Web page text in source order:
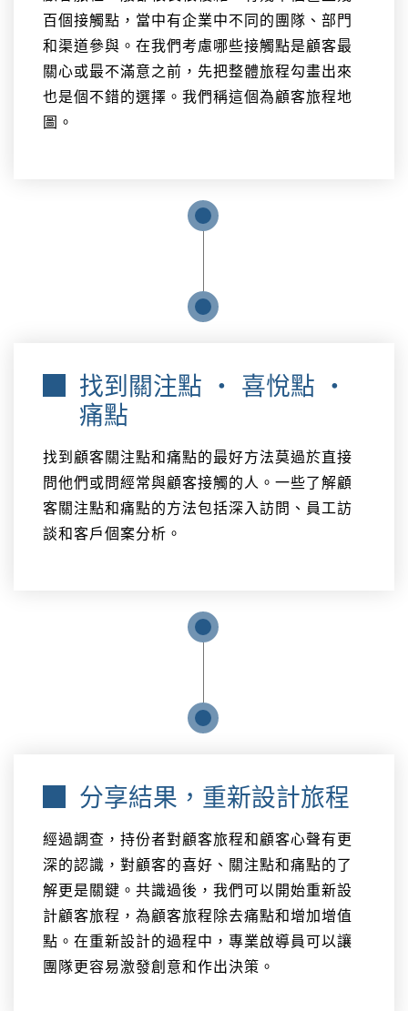
百個接觸點，當中有企業中不同的團隊、部門
和渠道參與。在我們考慮哪些接觸點是顧客最
關心或最不滿意之前，先把整體旅程勾畫出來
也是個不錯的選擇。我們稱這個為顧客旅程地
圖。
找到關注點 ‧ 喜悅點 ‧
痛點
找到顧客關注點和痛點的最好方法莫過於直接
問他們或問經常與顧客接觸的人。一些了解顧
客關注點和痛點的方法包括深入訪問、員工訪
談和客戶個案分析。
分享結果，重新設計旅程
經過調查，持份者對顧客旅程和顧客心聲有更
深的認識，對顧客的喜好、關注點和痛點的了
解更是關鍵。共識過後，我們可以開始重新設
計顧客旅程，為顧客旅程除去痛點和增加增值
點。在重新設計的過程中，專業啟導員可以讓
團隊更容易激發創意和作出決策。